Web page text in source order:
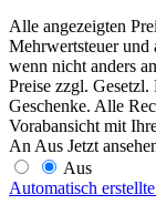
Alle angezeigten
Mehrwertsteuer und
wenn nicht anders
Preise zzgl.
Geschenke. Alle
Vorabansicht mit
An Aus Jetzt
Aus
Automatisch